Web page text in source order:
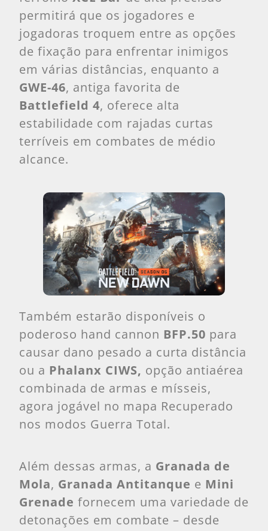
permitirá que os jogadores e
jogadoras troquem entre as opções
de fixação para enfrentar inimigos
em várias distâncias, enquanto a
GWE-46, antiga favorita de
Battlefield 4, oferece alta
estabilidade com rajadas curtas
terríveis em combates de médio
alcance.
Também estarão disponíveis o
poderoso hand cannon BFP.50 para
causar dano pesado a curta distância
ou a Phalanx CIWS, opção antiaérea
combinada de armas e mísseis,
agora jogável no mapa Recuperado
nos modos Guerra Total.
Além dessas armas, a Granada de
Mola, Granada Antitanque e Mini
Grenade fornecem uma variedade de
detonações em combate – desde